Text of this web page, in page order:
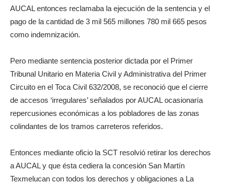
AUCAL entonces reclamaba la ejecución de la sentencia y el
pago de la cantidad de 3 mil 565 millones 780 mil 665 pesos
como indemnización.
Pero mediante sentencia posterior dictada por el Primer
Tribunal Unitario en Materia Civil y Administrativa del Primer
Circuito en el Toca Civil 632/2008, se reconoció que el cierre
de accesos ‘irregulares’ señalados por AUCAL ocasionaría
repercusiones económicas a los pobladores de las zonas
colindantes de los tramos carreteros referidos.
Entonces mediante oficio la SCT resolvió retirar los derechos
a AUCAL y que ésta cediera la concesión San Martín
Texmelucan con todos los derechos y obligaciones a La